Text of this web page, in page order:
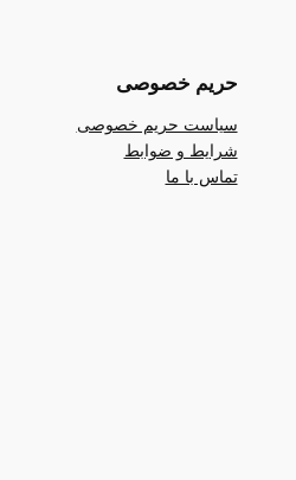
حریم خصوصی
سیاست حریم خصوصی
شرایط و ضوابط
تماس با ما